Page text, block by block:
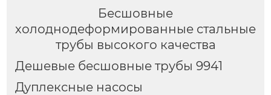
Бесшовные
холоднодеформированные стальные
трубы высокого качества
Дешевые бесшовные трубы 9941
Дуплексные насосы